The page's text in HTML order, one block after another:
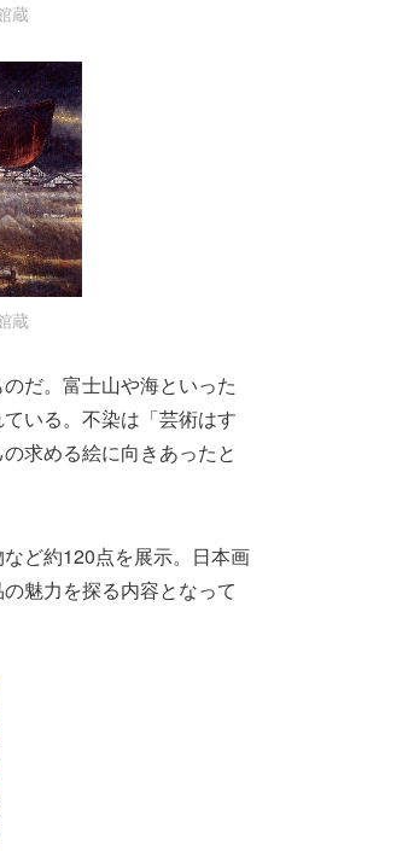
蔵
蔵
だ。富士山や海といった
いる。不染は「芸術はす
求める絵に向きあったと
ど約120点を展示。日本画
魅力を探る内容となって